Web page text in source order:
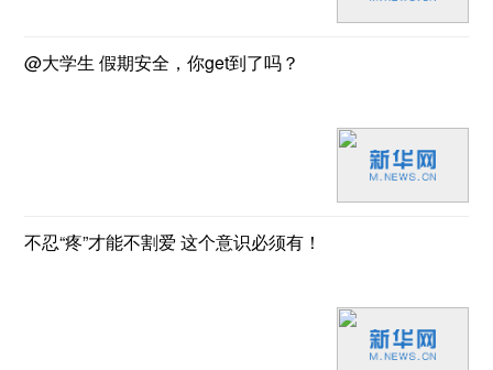
@大学生 假期安全，你get到了吗？
不忍“疼”才能不割爱 这个意识必须有！